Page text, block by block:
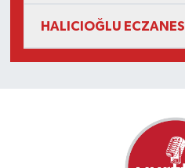
HALICIOĞLU ECZANESİ